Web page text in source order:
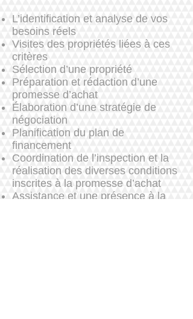
L’identification et analyse de vos
besoins réels
Visites des propriétés liées à ces
critères
Sélection d’une propriété
Préparation et rédaction d’une
promesse d’achat
Élaboration d’une stratégie de
négociation
Planification du plan de
financement
Coordination de l’inspection et la
réalisation des diverses conditions
inscrites à la promesse d’achat
Assistance et une présence à la